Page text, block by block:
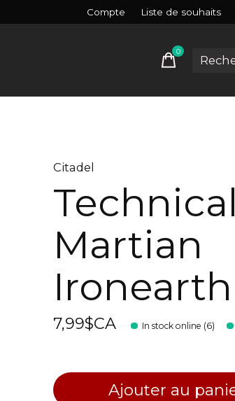
Compte Liste de souhaits
0items
Citadel
Technical
Martian
Ironearth
7,99$CA In stock online (6)